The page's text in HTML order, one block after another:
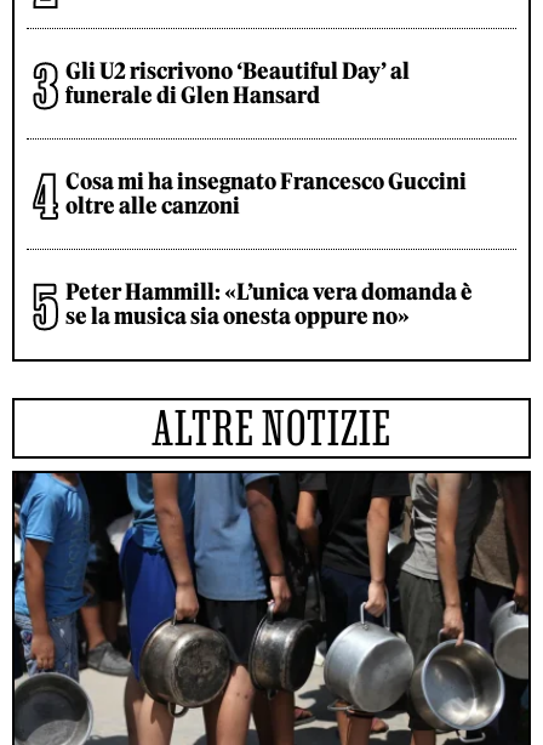
Gli U2 riscrivono ‘Beautiful Day’ al
funerale di Glen Hansard
Cosa mi ha insegnato Francesco Guccini
oltre alle canzoni
Peter Hammill: «L’unica vera domanda è
se la musica sia onesta oppure no»
ALTRE NOTIZIE